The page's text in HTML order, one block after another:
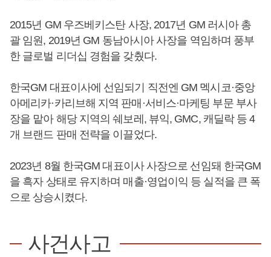
2015년 GM 우즈베키스탄 사장, 2017년 GM 러시아 총
괄 임원, 2019년 GM 동남아시아 사장을 역임하며 풍부
한 글로벌 리더십 경험을 갖췄다.
한국GM 대표이사에 선임되기 직전엔 GM 멕시코·중앙
아메리카·카리브해 지역 판매·서비스·마케팅 부문 부사
장을 맡아 해당 지역의 쉐보레, 뷰익, GMC, 캐딜락 등 4
개 브랜드 판매 전략을 이끌었다.
2023년 8월 한국GM 대표이사 사장으로 선임돼 한국GM
을 흑자 상태로 유지하며 매출·영업이익 등 실적을 큰 폭
으로 상승시켰다.
사건사고